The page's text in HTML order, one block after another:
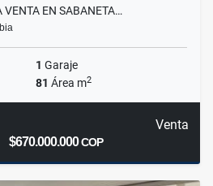
VENTA EN SABANETA…
1 Garaje
81 Área m2
Venta
$670.000.000COP